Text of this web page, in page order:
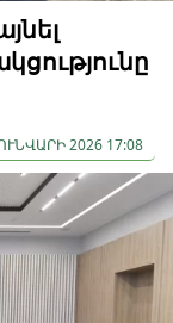
2026 17:08